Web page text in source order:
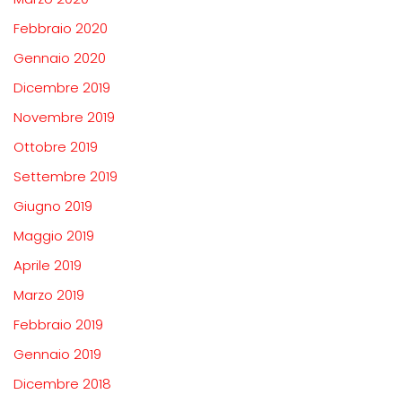
Febbraio 2020
Gennaio 2020
Dicembre 2019
Novembre 2019
Ottobre 2019
Settembre 2019
Giugno 2019
Maggio 2019
Aprile 2019
Marzo 2019
Febbraio 2019
Gennaio 2019
Dicembre 2018